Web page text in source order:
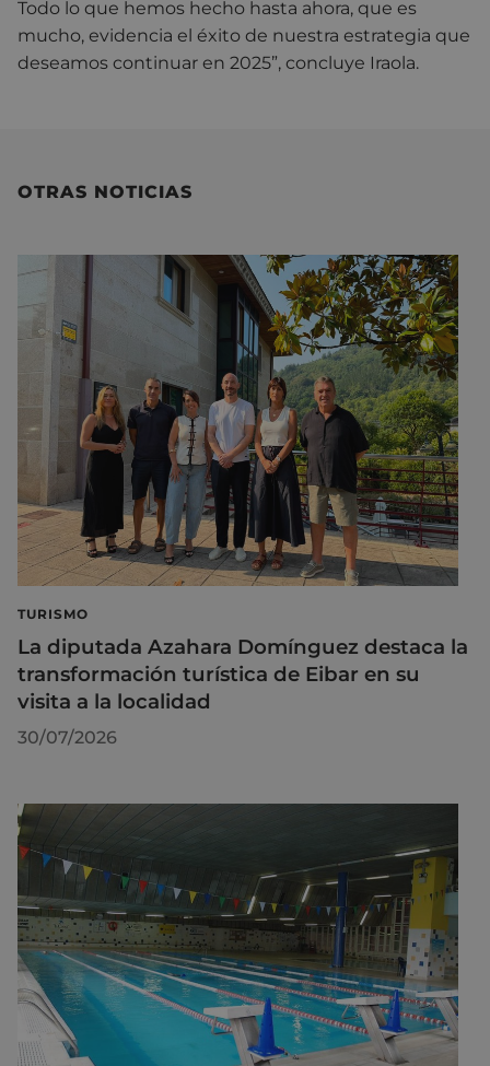
Todo lo que hemos hecho hasta ahora, que es
mucho, evidencia el éxito de nuestra estrategia que
deseamos continuar en 2025”, concluye Iraola.
OTRAS NOTICIAS
TURISMO
La diputada Azahara Domínguez destaca la
transformación turística de Eibar en su
visita a la localidad
30/07/2026